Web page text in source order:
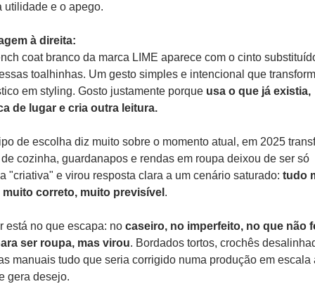
utilidade e o apego.
à direita:
coat branco da marca LIME aparece com o cinto
toalhinhas. Um gesto simples e intencional que
em styling. Gosto justamente porque usa o que já existia,
de lugar e cria outra leitura.
de escolha diz muito sobre o momento atual, em 2025
cozinha, guardanapos e rendas em roupa deixou de ser só
"criativa" e virou resposta clara a um cenário saturado: tudo
muito correto, muito previsível .
está no que escapa: no caseiro, no imperfeito, no que não
ser roupa, mas virou. Bordados tortos, crochês
manuais tudo que seria corrigido numa produção em escala
gera desejo.